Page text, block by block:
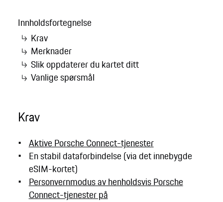
Innholdsfortegnelse
Krav
Merknader
Slik oppdaterer du kartet ditt
Vanlige spørsmål
Krav
Aktive Porsche Connect-tjenester
En stabil dataforbindelse (via det innebygde
eSIM-kortet)
Personvernmodus av henholdsvis Porsche
Connect-tjenester på